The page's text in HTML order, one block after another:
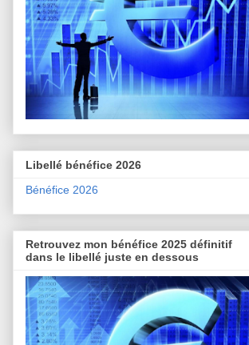
Libellé bénéfice 2026
Bénéfice 2026
Retrouvez mon bénéfice 2025 définitif
dans le libellé juste en dessous